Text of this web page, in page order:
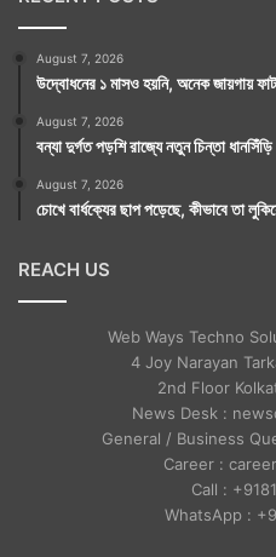
August 7, 2026
উদ্বোধনের ১ মাসও হয়নি, অনেক জায়গায়
August 7, 2026
বন্যা দুর্গত পড়শি রাজ্যে নতুন চিন্তা ধানসিঁড়ি
August 7, 2026
চোখে বার্ধক্যের ছাপ পড়েছে, কীভাবে তা
REACH US
Web Ways Techno
4 Joy Narayan
2nd Floor
News Desk :
General / Business
Career :
Call :
WhatsApp :